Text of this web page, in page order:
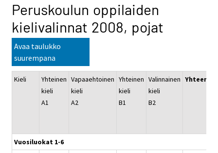
Peruskoulun oppilaiden
kielivalinnat 2008, pojat
Avaa taulukko
suurempana
Kieli
Yhteinen
kieli
A1
Vapaaehtoinen
kieli
A2
Yhteinen
kieli
B1
Valinnainen
kieli
B2
Yhteensä
Vuosiluokat 1-6